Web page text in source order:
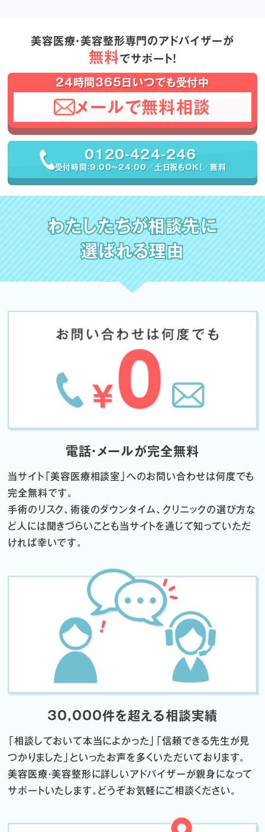
美容医療・美容整形専門のアドバイザーが
無料でサポート！
24時間365日いつでも受付中
メールで無料相談
0120-424-246
受付時間：9:00〜24:00／土日祝もOK！／無料
わたしたちが相談先に
選ばれる理由
電話・メールが完全無料
当サイト「美容医療相談室」へのお問い合わせは何度でも
完全無料です。
手術のリスク、術後のダウンタイム、クリニックの選び方な
ど 人には聞きづらいことも当サイトを通じて知っていただ
ければ幸いです。
30,000件を超える相談実績
「相談しておいて本当によかった」「信頼できる先生が見
つかりました」 といったお声を多くいただいております。
美容医療・美容整形に詳しいアドバイザーが親身になって
サポートいたします。 どうぞお気軽にご相談ください。